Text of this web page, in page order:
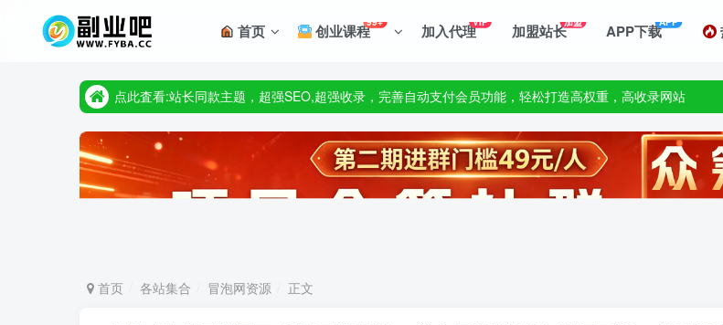
首页 创业课程99+ 加入代理VIP 加盟站长加盟 APP下载APP
只要98元开通VIP会员，终身下载各大机构内部资源,一站式草根创业基地,最新最强网赚教程大全，小投入
只要98元开通VIP会员，终身下载各大机构内部资源,一站式草根创业基地,最新最强网赚教程大全，小投入，
首页 各站集合 冒泡网资源 正文